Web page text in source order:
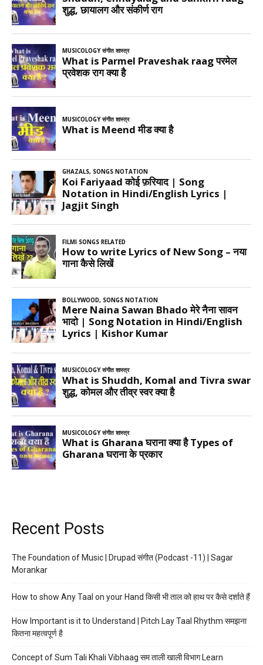
Recent Posts
The Foundation of Music | Drupad संगीत (Podcast -11) | Sagar
Morankar
How to show Any Taal on your Hand किसी भी ताल को हाथ पर कैसे दर्शाते हैं
How Important is it to Understand | Pitch Lay Taal Rhythm समझना
कितना महत्वपूर्ण है
Concept of Sum Tali Khali Vibhaag सम ताली खाली विभाग Learn